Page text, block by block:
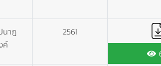
าฎ
ค์
2561